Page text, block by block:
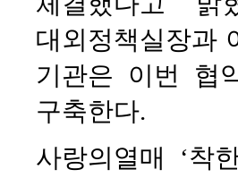
대외정책실장과
기관은 이번 협
구축한다.
사랑의열매 ‘착